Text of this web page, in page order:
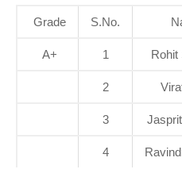
Grade S.No.
A+ 1 Rohit
2
3
4